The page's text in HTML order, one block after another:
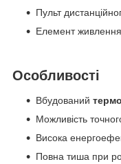
Пульт
Елемент живлення
Особливості
Вбудований
Можливість
Висока
Повна тиша при